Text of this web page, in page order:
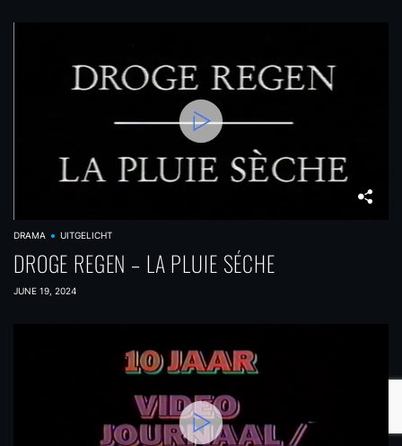
DRAMA UITGELICHT
DROGE REGEN – LA PLUIE SÉCHE
JUNE 19, 2024